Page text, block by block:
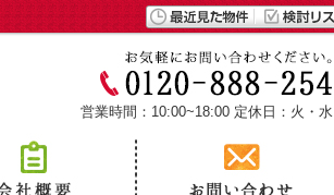
営業時間：10:00~18:00 定休日：火・水